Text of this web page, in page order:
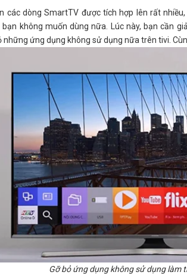
các dòng SmartTV được tích hợp lên rất
không muốn dùng nữa. Lúc này, bạn cần
những ứng dụng không sử dụng nữa trên tivi.
Gỡ bỏ ứng dụng không sử dụng làm